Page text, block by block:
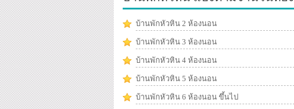
บ้านพักหัวหิน 2 ห้องนอน
บ้านพักหัวหิน 3 ห้องนอน
บ้านพักหัวหิน 4 ห้องนอน
บ้านพักหัวหิน 5 ห้องนอน
บ้านพักหัวหิน 6 ห้องนอน ขึ้นไป